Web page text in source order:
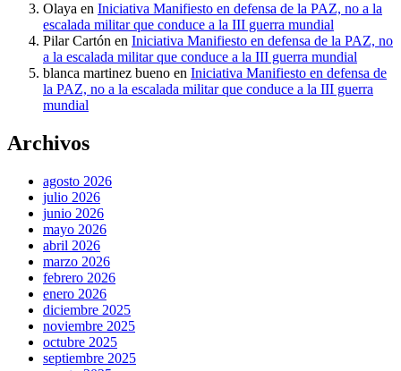
Olaya en Iniciativa Manifiesto en defensa de la PAZ, no a la
escalada militar que conduce a la III guerra mundial
Pilar Cartón en Iniciativa Manifiesto en defensa de la PAZ, no
a la escalada militar que conduce a la III guerra mundial
blanca martinez bueno en Iniciativa Manifiesto en defensa de
la PAZ, no a la escalada militar que conduce a la III guerra
mundial
Archivos
agosto 2026
julio 2026
junio 2026
mayo 2026
abril 2026
marzo 2026
febrero 2026
enero 2026
diciembre 2025
noviembre 2025
octubre 2025
septiembre 2025